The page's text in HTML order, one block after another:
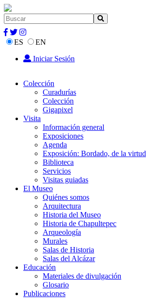
ES
EN
Iniciar Sesión
Colección
Curadurías
Colección
Gigapixel
Visita
Información general
Exposiciones
Agenda
Exposición: Bordado, de la virtud
Biblioteca
Servicios
Visitas guiadas
El Museo
Quiénes somos
Arquitectura
Historia del Museo
Historia de Chapultepec
Arqueología
Murales
Salas de Historia
Salas del Alcázar
Educación
Materiales de divulgación
Glosario
Publicaciones